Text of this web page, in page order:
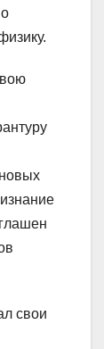
свои